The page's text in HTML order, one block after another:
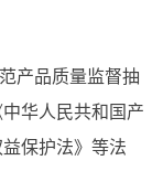
产品质量监督抽
华人民共和国产
保护法》等法